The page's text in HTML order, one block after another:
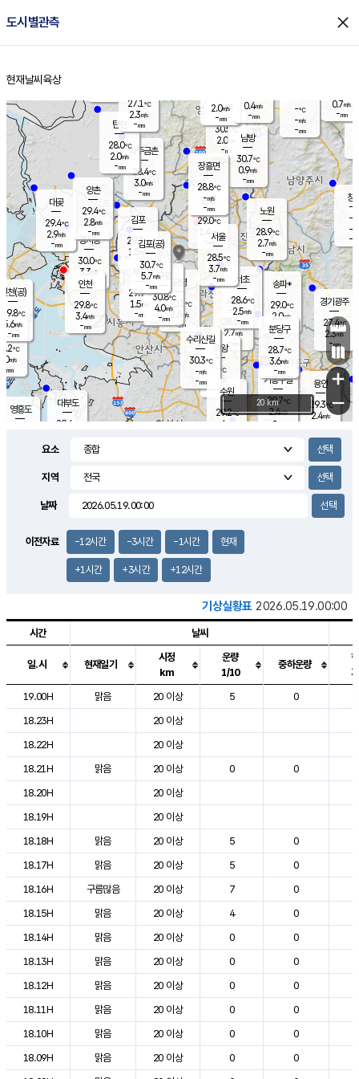
도시별관측 close
홈
현재날씨 육상
의도
℃
m/s
mm
영흥도
양주
30.5℃
2.0
-mm
과천
28.6℃
2.7m/s
- mm
용인
29.3℃
2.4m/s
경기광주
27.4℃
2.3m/s
-mm
4.0m/s
대부도
29.4
경서동
30.0℃
3.3 m/s
-mm
파주금촌
28.4℃
3.0m/s
-mm
-℃
-m/s
-mm
대곶
29.4℃
2.9m/s
-mm
창
-
-m/
-
탄현
28.0℃
2.0m/s
-mm
0.7m/s
-mm
의왕
- ℃
m/s
mm
김포
29.7℃
1.5 m/s
mm
광명
30.1
℃
2.6 m/s
-mm
부천
29.9℃
1.5m/s
-mm
양촌
29.4℃
2.8m/s
-mm
구로
30.8℃
4.0m/s
-mm
은평
29.0℃
1.4 m/s
- mm
노원
28.9℃
2.7m/s
-mm
송파*
29.0℃
2.0m/s
-mm
서초
28.6℃
2.5m/s
-mm
남방
30.7℃
0.9m/s
-mm
기흥구갈
29.7℃
2.4m/s
-
수리산길
30.3℃
-m/s
-mm
분당구
28.7℃
3.6m/s
-mm
장흥면
28.8℃
-m/s
-mm
2.0m/s
-mm
인천(공)
29.8℃
5.6m/s
-mm
김포(공)
30.7℃
5.7m/s
-mm
수원
29.2℃
4 m/s
인천
29.8℃
3.4m/s
-mm
서울
28.5℃
3.7m/s
-mm
27.1℃
2.3m/s
-mm
0.4m/s
-mm
+
−
20 km
요소
지역
날짜
이전자료 -12시간 -3시간 -1시간 현재
+1시간 +3시간 +12시간
기상실황표 2026.05.19.00:00
도시별 기상실황표로 지점, 날씨, 기온, 강수, 바람, 기압등을 안내한 표입
시간 날씨
일.시 현재일기
시정
km
운량
1/10
중하운량
19.00H
맑음 20 이상 5 0
18.23H
20 이상
18.22H
20 이상
18.21H
맑음 20 이상 0 0
18.20H
20 이상
18.19H
20 이상
18.18H
맑음 20 이상 5 0
18.17H
맑음 20 이상 5 0
18.16H
구름많음 20 이상 7 0
18.15H
맑음 20 이상 4 0
18.14H
맑음 20 이상 0 0
18.13H
맑음 20 이상 0 0
18.12H
맑음 20 이상 0 0
18.11H
맑음 20 이상 0 0
18.10H
맑음 20 이상 0 0
18.09H
맑음 20 이상 0 0